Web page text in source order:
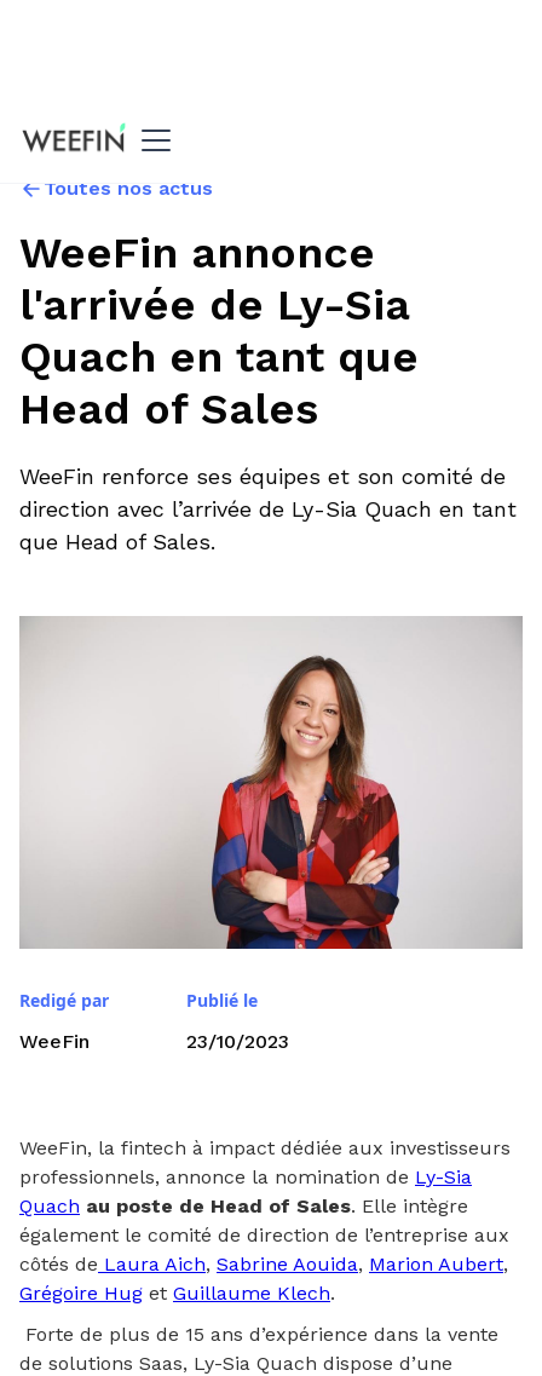
Toutes nos actus
WeeFin annonce
l'arrivée de Ly-Sia
Quach en tant que
Head of Sales
WeeFin renforce ses équipes et son comité de
direction avec l’arrivée de Ly-Sia Quach en tant
que Head of Sales.
Redigé par
WeeFin
Publié le
23/10/2023
WeeFin, la fintech à impact dédiée aux investisseurs
professionnels, annonce la nomination de Ly-Sia
Quach au poste de Head of Sales. Elle intègre
également le comité de direction de l’entreprise aux
côtés de Laura Aich, Sabrine Aouida, Marion Aubert,
Grégoire Hug et Guillaume Klech.
Forte de plus de 15 ans d’expérience dans la vente
de solutions Saas, Ly-Sia Quach dispose d’une